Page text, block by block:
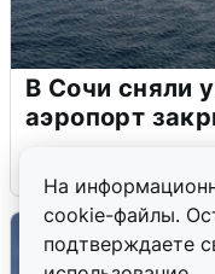
На
cookie-файлы.
подтверждаете
В Сочи сняли
аэропорт